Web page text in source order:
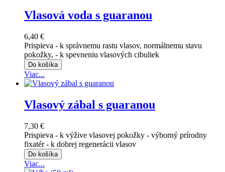
Vlasová voda s guaranou
6,40 €
Prispieva - k správnemu rastu vlasov, normálnemu stavu
pokožky, - k spevneniu vlasových cibuliek
Do košíka
Viac...
Vlasový zábal s guaranou
7,30 €
Prispieva - k výžive vlasovej pokožky - výborný prírodny
fixatér - k dobrej regenerácii vlasov
Do košíka
Viac...